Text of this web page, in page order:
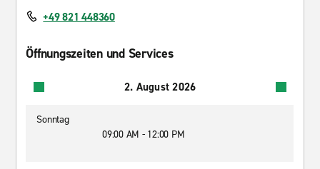
+49 821 448360
Öffnungszeiten und Services
2. August 2026
Sonntag
09:00 AM - 12:00 PM